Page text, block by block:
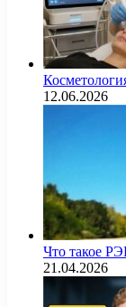
12.06.2026
Что такое
21.04.2026